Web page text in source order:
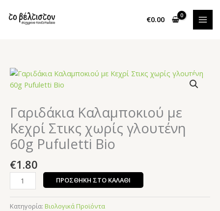
στο
περιεχόμενο
€0.00
Γαριδάκια Καλαμποκιού με
Κεχρί Στικς χωρίς γλουτένη
60g Pufuletti Bio
€1.80
Γαριδάκια
Καλαμποκιού
Κεχρί
Στικς
χωρίς
γλουτένη
60g
Pufuletti
Bio
ποσότητα
ΠΡΟΣΘΉΚΗ ΣΤΟ ΚΑΛΆΘΙ
Κατηγορία: Βιολογικά Προϊόντα